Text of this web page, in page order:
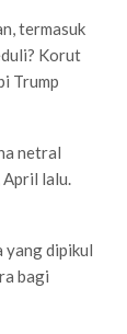
termasuk
Korut
Trump
netral
April lalu.
yang dipikul
bagi